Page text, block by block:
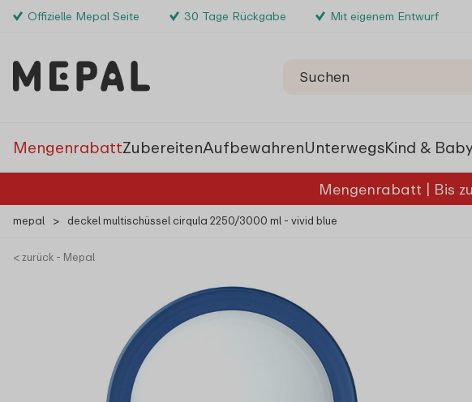
Offizielle Mepal Seite 30 Tage Rückgabe Mit eigenem Entwurf
MengenrabattZubereitenAufbewahrenUnterwegsKind &
Mengenrabatt | Bis zu
mepal > deckel multischüssel cirqula 2250/3000 ml - vivid blue
< zurück - Mepal